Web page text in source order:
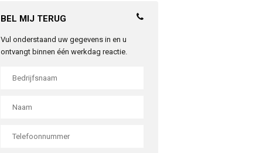
BEL MIJ TERUG
Vul onderstaand uw gegevens in en u
ontvangt binnen één werkdag reactie.